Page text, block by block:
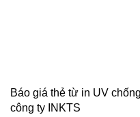
Báo giá thẻ từ in UV
công ty INKTS